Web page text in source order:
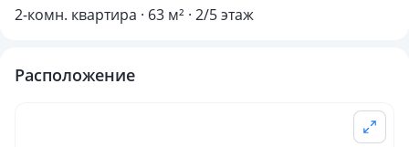
2-комн. квартира · 63 м² · 2/5 этаж
Расположение